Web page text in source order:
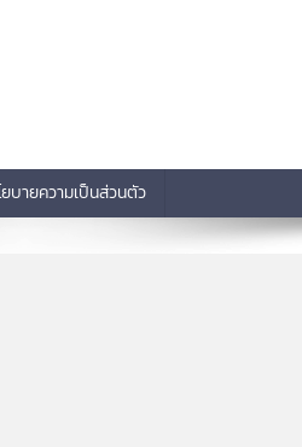
ยบายความเป็นส่วนตัว